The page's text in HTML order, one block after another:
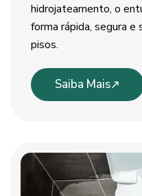
hidrojateamento, o
forma rápida, segura e
pisos.
Saiba Mais